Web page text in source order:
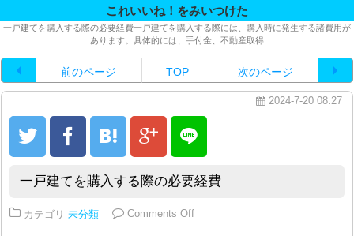
これいいね！をみいつけた
一戸建てを購入する際の必要経費一戸建てを購入する際には、購入時に発生する諸費用が
あります。具体的には、手付金、不動産取得
前のページ TOP 次のページ
2024-7-20 08:27
一戸建てを購入する際の必要経費
カテゴリ 未分類 Comments Offon 一戸建てを購入する際の必要経